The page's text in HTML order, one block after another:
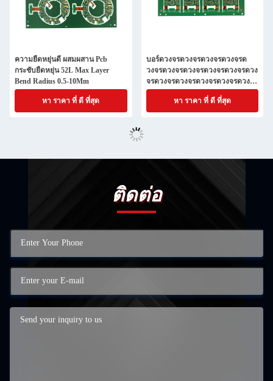
ความยืดหยุ่นดี ผสมผสาน Pcb
กระชับยืดหยุ่น 52L Max Layer
Bend Radius 0.5-10Mm
หา ราคา ที่ ดี ที่สุด
บอร์ดวงจรดวงจรดวงจรดวงจรด
วงจรดวงจรดวงจรดวงจรดวงจรดวง
จรดวงจรดวงจรดวงจรดวงจรดวงจร
ดวงจรดวงจรดวงจรดวงจรดวงจรด
วงจรดวงจรดวงจรดวงจรดวงจรดวง
จรดวงจรดวงจรดวงจรดวงจรดวงจร
หา ราคา ที่ ดี ที่สุด
ติดต่อ